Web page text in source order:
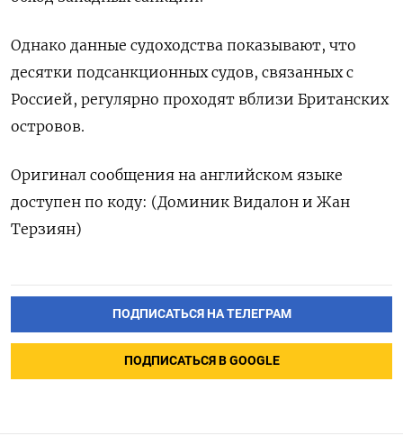
Однако данные судоходства показывают, ‌что
десятки подсанкционных судов, связанных с
Россией, регулярно проходят вблизи Британских ​
островов.
Оригинал сообщения на английском языке
доступен по ‌коду: (Доминик Видалон и Жан
Терзиян)
ПОДПИСАТЬСЯ НА ТЕЛЕГРАМ
ПОДПИСАТЬСЯ В GOOGLE